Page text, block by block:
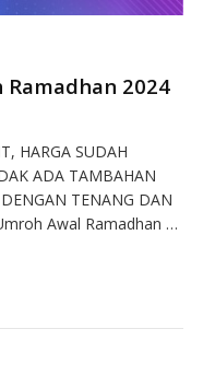
Ramadhan 2024
HARGA SUDAH
ADA TAMBAHAN
TENANG DAN
Awal Ramadhan …